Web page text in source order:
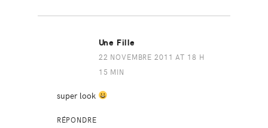
Une Fille
22 NOVEMBRE 2011 AT 18 H
15 MIN
super look
RÉPONDRE